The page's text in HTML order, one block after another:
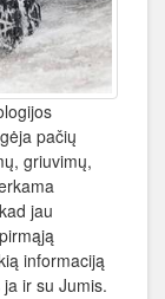
pačių
griuvimų,
jau
informaciją
ir su Jumis.